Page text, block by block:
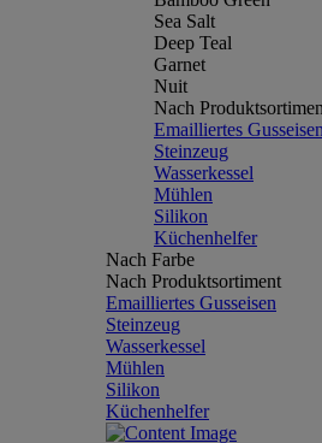
Sea Salt
Deep Teal
Garnet
Nuit
Nach
Emailliertes Gusseisen
Steinzeug
Wasserkessel
Mühlen
Silikon
Küchenhelfer
Nach Farbe
Nach Produktsortiment
Emailliertes Gusseisen
Steinzeug
Wasserkessel
Mühlen
Silikon
Küchenhelfer